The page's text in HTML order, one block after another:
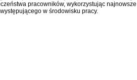
pracowników, wykorzystując najnowsze
w środowisku pracy.